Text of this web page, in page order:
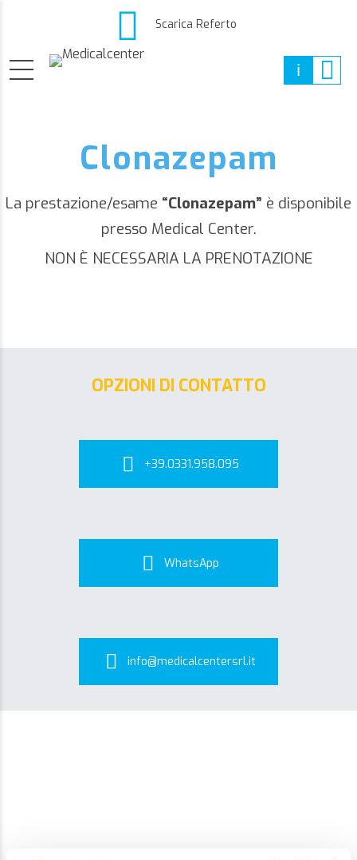
Scarica Referto
Clonazepam
La prestazione/esame “Clonazepam” è disponibile
presso Medical Center.
NON È NECESSARIA LA PRENOTAZIONE
OPZIONI DI CONTATTO
+39.0331.958.095
WhatsApp
info@medicalcentersrl.it